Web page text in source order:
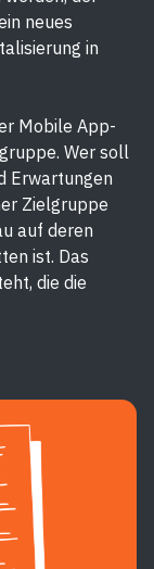
neues
in
Mobile App-
Wer soll
Erwartungen
Zielgruppe
auf deren
ist. Das
die die